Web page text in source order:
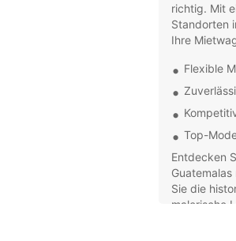
richtig. Mit
Standorten
Ihre
Flexible
Top-
Entdecken
Sie die
malerische